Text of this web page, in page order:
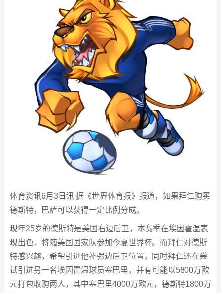
体育资讯6月3日讯 据《世界体育报》报道，如果拜仁购买
德斯特，巴萨可以获得一定比例分成。
现年25岁的德斯特是美国右边后卫，本赛季在埃因霍温表
现出色，将随美国国家队参加今夏世界杯。而拜仁对德斯
特感兴趣，希望引进他补强边后卫位置。同时拜仁还在尝
试引进另一名埃因霍温球员塞巴里，并有可能以5800万欧
元打包收购两人，其中塞巴里4000万欧元，德斯特1800万